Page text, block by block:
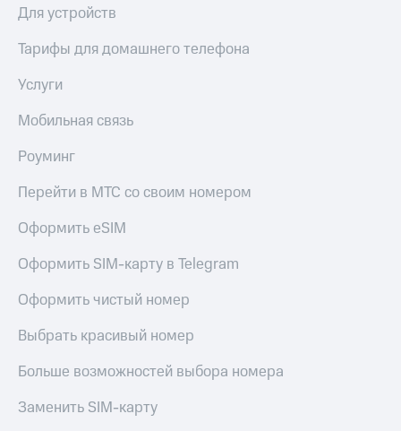
Для устройств
Тарифы для домашнего телефона
Услуги
Мобильная связь
Роуминг
Перейти в МТС со своим номером
Оформить eSIM
Оформить SIM-карту в Telegram
Оформить чистый номер
Выбрать красивый номер
Больше возможностей выбора номера
Заменить SIM-карту